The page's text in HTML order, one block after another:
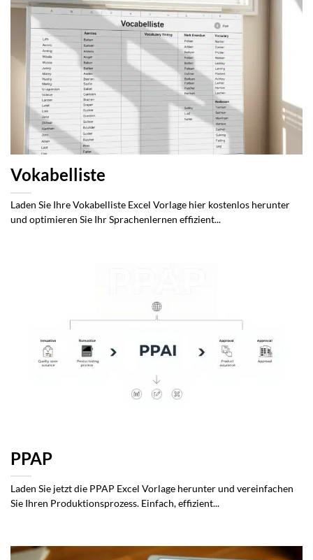
Vokabelliste
Laden Sie Ihre Vokabelliste Excel Vorlage hier kostenlos herunter
und optimieren Sie Ihr Sprachenlernen effizient...
PPAP
Laden Sie jetzt die PPAP Excel Vorlage herunter und vereinfachen
Sie Ihren Produktionsprozess. Einfach, effizient...